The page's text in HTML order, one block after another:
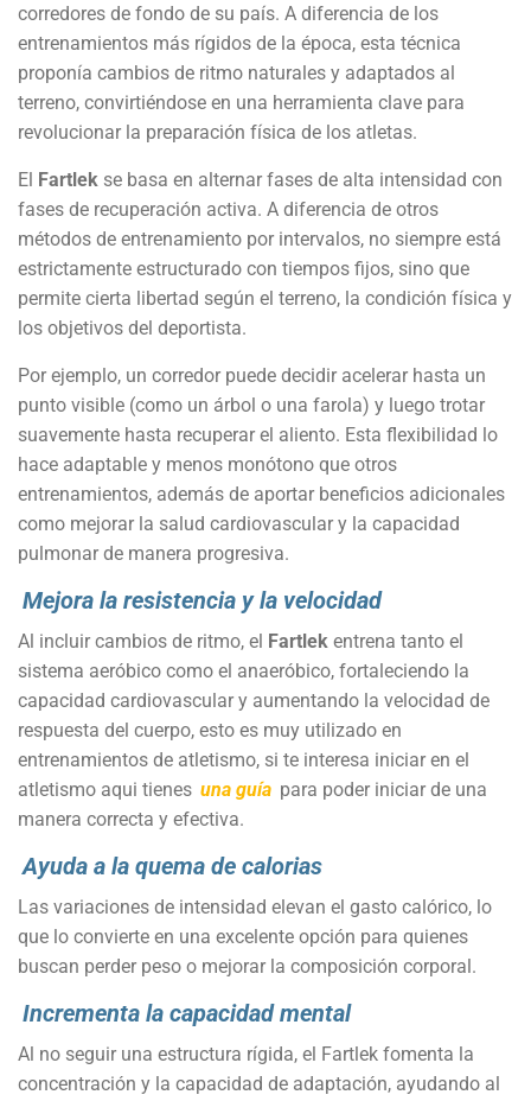
corredores de fondo de su país. A diferencia de los
entrenamientos más rígidos de la época, esta técnica
proponía cambios de ritmo naturales y adaptados al
terreno, convirtiéndose en una herramienta clave para
revolucionar la preparación física de los atletas.
El Fartlek se basa en alternar fases de alta intensidad con
fases de recuperación activa. A diferencia de otros
métodos de entrenamiento por intervalos, no siempre está
estrictamente estructurado con tiempos fijos, sino que
permite cierta libertad según el terreno, la condición física y
los objetivos del deportista.
Por ejemplo, un corredor puede decidir acelerar hasta un
punto visible (como un árbol o una farola) y luego trotar
suavemente hasta recuperar el aliento. Esta flexibilidad lo
hace adaptable y menos monótono que otros
entrenamientos, además de aportar beneficios adicionales
como mejorar la salud cardiovascular y la capacidad
pulmonar de manera progresiva.
Mejora la resistencia y la velocidad
Al incluir cambios de ritmo, el Fartlek entrena tanto el
sistema aeróbico como el anaeróbico, fortaleciendo la
capacidad cardiovascular y aumentando la velocidad de
respuesta del cuerpo, esto es muy utilizado en
entrenamientos de atletismo, si te interesa iniciar en el
atletismo aqui tienes una guía para poder iniciar de una
manera correcta y efectiva.
Ayuda a la quema de calorias
Las variaciones de intensidad elevan el gasto calórico, lo
que lo convierte en una excelente opción para quienes
buscan perder peso o mejorar la composición corporal.
Incrementa la capacidad mental
Al no seguir una estructura rígida, el Fartlek fomenta la
concentración y la capacidad de adaptación, ayudando al